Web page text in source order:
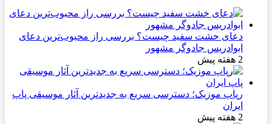
دعای خشت سفید چیست؟ بررسی راز محبوب‌ترین دعای
ابوادریس جادوگر مشهور
2 هفته پیش
رپاپ موزیک؛ دسترسی سریع به جدیدترین آثار موسیقی پاپ
ایران
2 هفته پیش